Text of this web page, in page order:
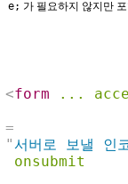
e; 가 필요하지 않지만
<form ...
=
"서버로 보낼 인
onsubmit